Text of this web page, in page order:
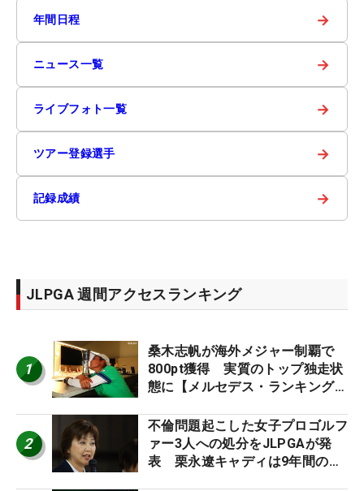
年間日程 →
ニュース一覧 →
ライブフォト一覧 →
ツアー登録選手 →
記録成績 →
JLPGA 週間アクセスランキング
1
桑木志帆が海外メジャー制覇で
800pt獲得 実質のトップ独走状
態に【メルセデス・ランキング番
2
不倫問題起こした女子プロゴルフ
ァー3人への処分をJLPGAが発
表 栗永遼キャディは9年間の立